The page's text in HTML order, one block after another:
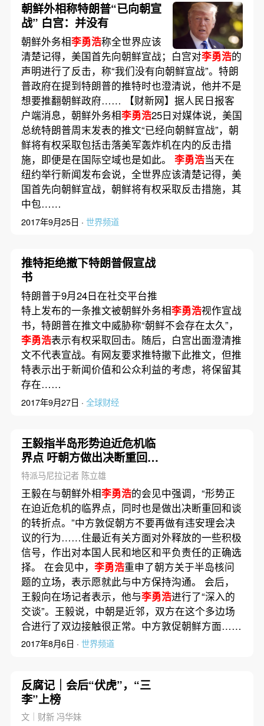
朝鲜外相称特朗普“已向朝宣
战” 白宫：并没有
朝鲜外务相李勇浩称全世界应该
清楚记得，美国首先向朝鲜宣战；白宫对李勇浩的
声明进行了反击，称“我们没有向朝鲜宣战”。特朗
普政府在提到特朗普的推特时也澄清说，他并不是
想要推翻朝鲜政府…… 【财新网】据人民日报客
户端消息，朝鲜外务相李勇浩25日对媒体说，美国
总统特朗普周末发表的推文“已经向朝鲜宣战”，朝
鲜将有权采取包括击落美军轰炸机在内的反击措
施，即便是在国际空域也是如此。 李勇浩当天在
纽约举行新闻发布会说，全世界应该清楚记得，美
国首先向朝鲜宣战，朝鲜将有权采取反击措施，其
中包……
2017年9月25日 · 世界频道
推特拒绝撤下特朗普假宣战
书
特朗普于9月24日在社交平台推
特上发布的一条推文被朝鲜外务相李勇浩视作宣战
书，特朗普在推文中威胁称“朝鲜不会存在太久”，
李勇浩表示有权采取回击。随后，白宫出面澄清推
文不代表宣战。有网友要求推特撤下此推文，但推
特表示出于新闻价值和公众利益的考虑，将保留其
存在……
2017年9月27日 · 全球财经
王毅指半岛形势迫近危机临
界点 吁朝方做出决断重回和
谈
特派马尼拉记者 陈立雄
王毅在与朝鲜外相李勇浩的会见中强调，“形势正
在迫近危机的临界点，同时也是做出决断重回和谈
的转折点。”中方敦促朝方不要再做有违安理会决
议的行为……住最近有关方面对外释放的一些积极
信号，作出对本国人民和地区和平负责任的正确选
择。 在会见中， 李勇浩重申了朝方关于半岛核问
题的立场，表示愿就此与中方保持沟通。 会后，
王毅向在场记者表示，他与李勇浩进行了“深入的
交谈”。王毅说，中朝是近邻，双方在这个多边场
合进行了双边接触很正常。中方敦促朝鲜方面……
2017年8月6日 · 世界频道
反腐记｜会后“伏虎”，“三
李”上榜
文｜财新 冯华妹